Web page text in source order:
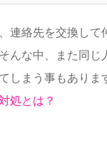
連絡先を交換し
んな中、また同
しまう事もありま
処とは？